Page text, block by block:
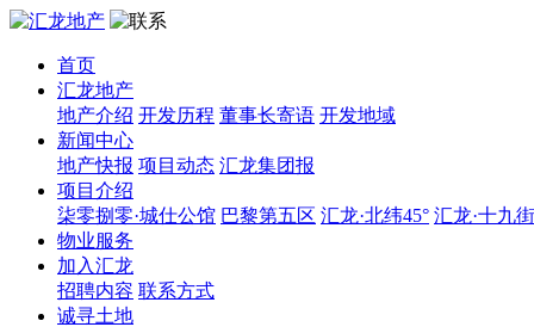
首页
汇龙地产
地产介绍 开发历程 董事长寄语 开发地域
新闻中心
地产快报 项目动态 汇龙集团报
项目介绍
柒零捌零·城仕公馆 巴黎第五区 汇龙·北纬45° 汇龙·十九
物业服务
加入汇龙
招聘内容 联系方式
诚寻土地